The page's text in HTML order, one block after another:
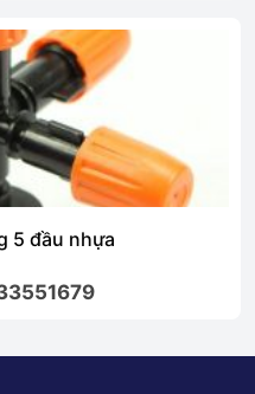
5 đầu nhựa